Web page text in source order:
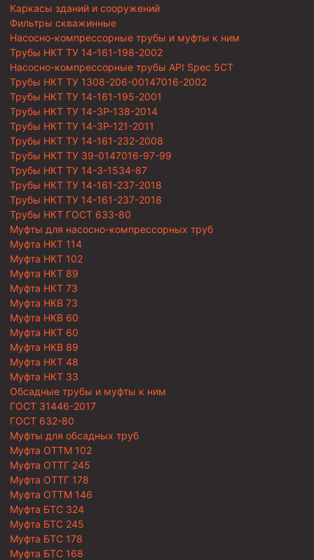
Каркасы зданий и сооружений
Фильтры скважинные
Насосно-компрессорные трубы и муфты к ним
Трубы НКТ ТУ 14-161-198-2002
Насосно-компрессорные трубы API Spec 5CT
Трубы НКТ ТУ 1308-206-00147016-2002
Трубы НКТ ТУ 14-161-195-2001
Трубы НКТ ТУ 14-3Р-138-2014
Трубы НКТ ТУ 14-3Р-121-2011
Трубы НКТ ТУ 14-161-232-2008
Трубы НКТ ТУ 39-0147016-97-99
Трубы НКТ ТУ 14-3-1534-87
Трубы НКТ ТУ 14-161-237-2018
Трубы НКТ ТУ 14-161-237-2018
Трубы НКТ ГОСТ 633-80
Муфты для насосно-компрессорных труб
Муфта НКТ 114
Муфта НКТ 102
Муфта НКТ 89
Муфта НКТ 73
Муфта НКВ 73
Муфта НКВ 60
Муфта НКТ 60
Муфта НКВ 89
Муфта НКТ 48
Муфта НКТ 33
Обсадные трубы и муфты к ним
ГОСТ 31446-2017
ГОСТ 632-80
Муфты для обсадных труб
Муфта ОТТМ 102
Муфта ОТТГ 245
Муфта ОТТГ 178
Муфта ОТТМ 146
Муфта БТС 324
Муфта БТС 245
Муфта БТС 178
Муфта БТС 168